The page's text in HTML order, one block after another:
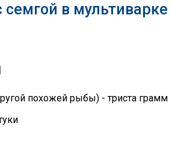
в мультиварке
похожей рыбы) - триста грамм